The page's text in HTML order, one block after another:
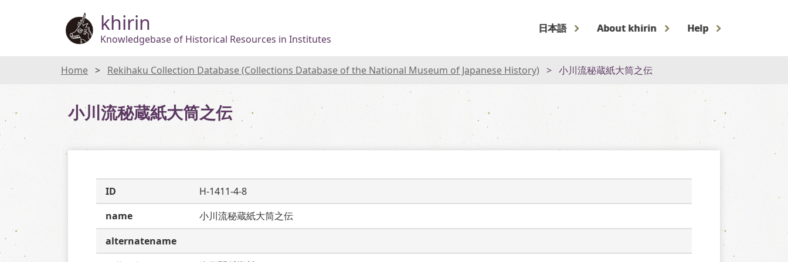
khirin
Knowledgebase of Historical Resources in Institutes
日本語 About khirin Help
Home Rekihaku Collection Database (Collections Database of the National Museum of Japanese History) 小川流秘蔵紙大筒之伝
小川流秘蔵紙大筒之伝
ID
H-1411-4-8
name
小川流秘蔵紙大筒之伝
alternatename